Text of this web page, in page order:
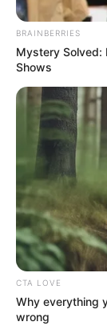
Provenza
generar las
en el área de
continúe
que
Desvío
Eldesvíoserá
tiempo que
Una vez
BRAINBERRIES
Mystery Solved:
Shows
CTA LOVE
Why everything
wrong